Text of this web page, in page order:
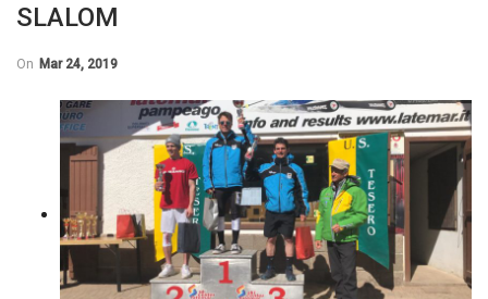
SLALOM
On Mar 24, 2019